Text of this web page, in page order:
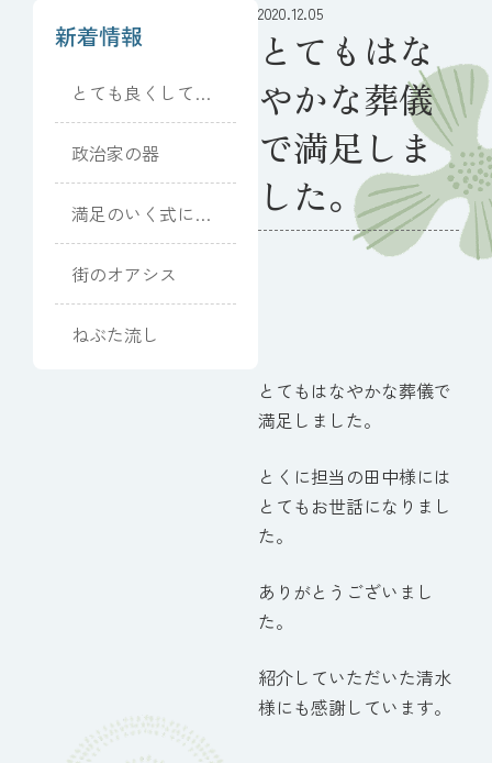
新着情報
とても良くしてい
ただきました
政治家の器
満足のいく式にな
りました
街のオアシス
ねぶた流し
2020.12.05
とてもはな
やかな葬儀
で満足しま
した。
とてもはなやかな葬儀で
満足しました。
とくに担当の田中様には
とてもお世話になりまし
た。
ありがとうございまし
た。
紹介していただいた清水
様にも感謝しています。